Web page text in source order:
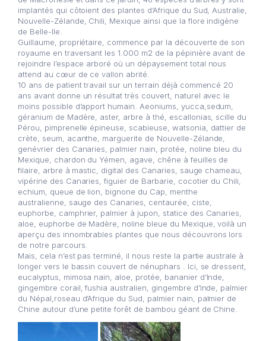
implantés qui côtoient des plantes d’Afrique du Sud, Australie,
Nouvelle-Zélande, Chili, Mexique ainsi que la flore indigène
de Belle-Ile.
Guillaume, propriétaire, commence par la découverte de son
royaume en traversant les 1.000 m2 de la pépinière avant de
rejoindre l’espace arboré où un dépaysement total nous
attend au cœur de ce vallon abrité.
10 ans de patient travail sur un terrain déjà commencé 20
ans avant donne un résultat très couvert, naturel avec le
moins possible d’apport humain. Aeoniums, yucca,sedum,
géranium de Madère, aster, arbre à thé, escallonias, scille du
Pérou, pimprenelle épineuse, scabieuse, watsonia, dattier de
crète, seum, acanthe, marguerite de Nouvelle-Zélande,
genévrier des Canaries, palmier nain, protée, noline bleu du
Mexique, chardon du Yémen, agave, chêne à feuilles de
filaire, arbre à mastic, digital des Canaries, sauge chameau,
vipérine des Canaries, figuier de Barbarie, cocotier du Chili,
echium, queue de lion, bignone du Cap, menthe
australienne, sauge des Canaries, centaurée, ciste,
euphorbe, camphrier, palmier à jupon, statice des Canaries,
aloe, euphorbe de Madère, noline bleue du Mexique, voilà un
aperçu des innombrables plantes que nous découvrons lors
de notre parcours.
Mais, cela n’est pas terminé, il nous reste la partie australe à
longer vers le bassin couvert de nénuphars . Ici, se dressent,
eucalyptus, mimosa nain, aloe, protée, bananier d’Inde,
gingembre corail, fushia australien, gingembre d’Inde, palmier
du Népal,roseau d’Afrique du Sud, palmier nain, palmier de
Chine autour d’une petite forêt de bambou géant de Chine.